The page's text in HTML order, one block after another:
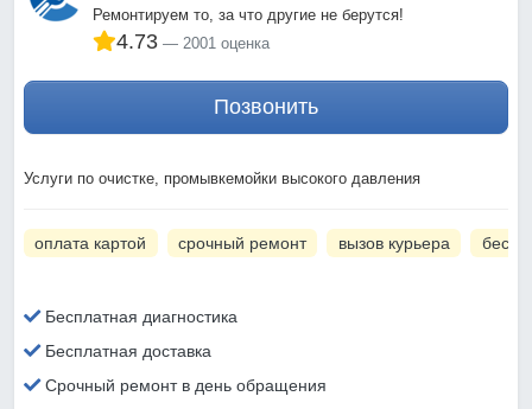
Ремонтируем то, за что другие не берутся!
4.73 2001 оценка
Позвонить
Услуги по очистке, промывкемойки высокого давления
оплата картой срочный ремонт вызов курьера
Бесплатная диагностика
Бесплатная доставка
Срочный ремонт в день обращения